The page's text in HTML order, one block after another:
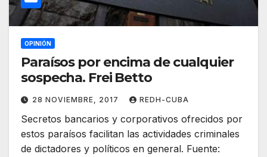
OPINIÓN
Paraísos por encima de cualquier
sospecha. Frei Betto
28 NOVIEMBRE, 2017 REDH-CUBA
Secretos bancarios y corporativos ofrecidos por
estos paraísos facilitan las actividades criminales
de dictadores y políticos en general. Fuente: